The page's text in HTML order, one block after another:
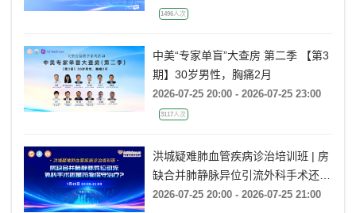
1496人次
中美“专家单盲”大查房 第二季 【第3
期】30岁男性，胸痛2月
2026-07-25 20:00 - 2026-07-25 23:00
3117人次
洪城疑难肺血管疾病诊治培训班 | 房
缺合并肺静脉异位引流外科手术还是
药物保守治疗?
2026-07-25 20:00 - 2026-07-25 21:00